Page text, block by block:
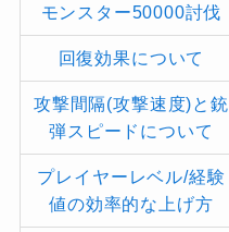
モンスター50000討伐
回復効果について
攻撃間隔(攻撃速度)と銃
弾スピードについて
プレイヤーレベル/経験
値の効率的な上げ方